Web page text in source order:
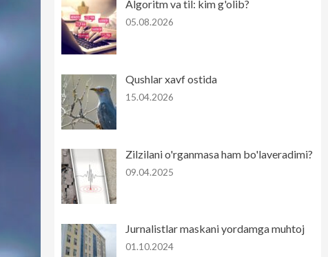
Algoritm va til: kim g'olib?
05.08.2026
Qushlar xavf ostida
15.04.2026
Zilzilani o'rganmasa ham bo'laveradimi?
09.04.2025
Jurnalistlar maskani yordamga muhtoj
01.10.2024